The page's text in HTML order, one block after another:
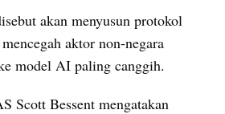
akan menyusun protokol
aktor non-negara
model AI paling canggih.
Scott Bessent mengatakan